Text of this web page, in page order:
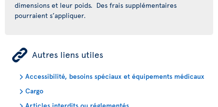
dimensions et leur poids. Des frais supplémentaires
pourraient s’appliquer.
ÿ Autres liens utiles
Accessibilité, besoins spéciaux et équipements médicaux
Cargo